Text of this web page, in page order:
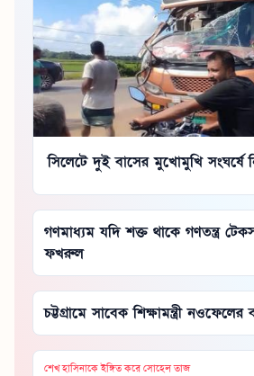
সিলেটে দুই বাসের মুখোমুখি সংঘর্ষে
গণমাধ্যম যদি শক্ত থাকে গণতন্ত্র
ফখরুল
চট্টগ্রামে সাবেক শিক্ষামন্ত্রী
শেখ হাসিনাকে ইঙ্গিত করে সোহেল তাজ